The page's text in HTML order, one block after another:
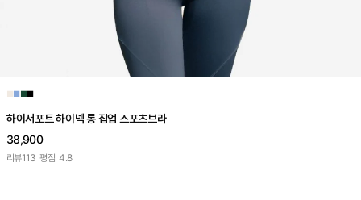
■■■
하이서포트 하이넥 롱 집업 스포츠브라
38,900
리뷰113 평점 4.8